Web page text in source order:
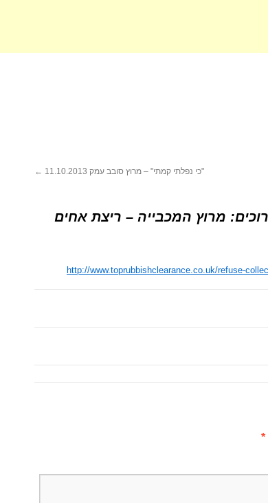
"כי נפלתי קמתי" – מרוץ סובב עמק 11.10.2013 ←
מרוץ המכבייה – ריצת אחים
http://www.toprubbishclearance.co.uk/refuse-
*